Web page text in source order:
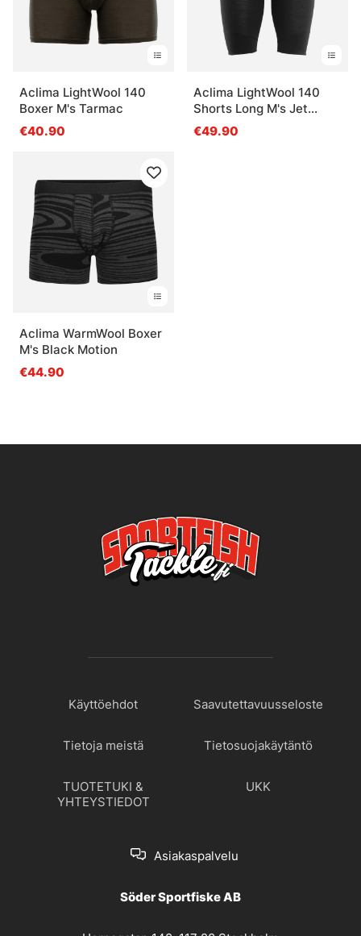
Aclima LightWool 140
Boxer M's Tarmac
€40.90
Aclima LightWool 140
Shorts Long M's Jet
Black
€49.90
Aclima WarmWool Boxer
M's Black Motion
€44.90
Käyttöehdot Saavutettavuusseloste
Tietoja meistä Tietosuojakäytäntö
TUOTETUKI &
YHTEYSTIEDOT
UKK
Asiakaspalvelu
Söder Sportfiske AB